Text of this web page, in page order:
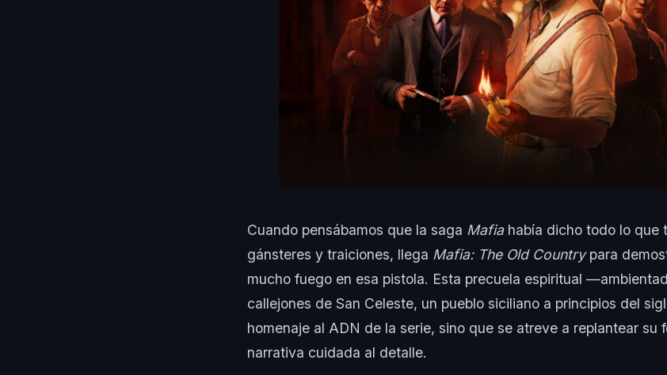
Cuando pensábamos que la saga Mafiahabía dicho todo lo que
gánsteres y traiciones, llega Mafia: The Old Countrypara
mucho fuego en esa pistola. Esta precuela espiritual
callejones de San Celeste, un pueblo siciliano a principios del
homenaje al ADN de la serie, sino que se atreve a replantear su
narrativa cuidada al detalle.